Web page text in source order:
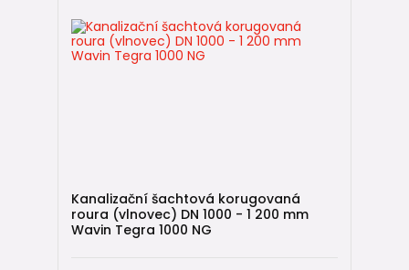
Kanalizační šachtová korugovaná
roura (vlnovec) DN 1000 - 1 200 mm
Wavin Tegra 1000 NG